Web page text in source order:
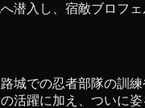
潜入し、宿敵ブロフェ
城での忍者部隊の訓
活躍に加え、ついに